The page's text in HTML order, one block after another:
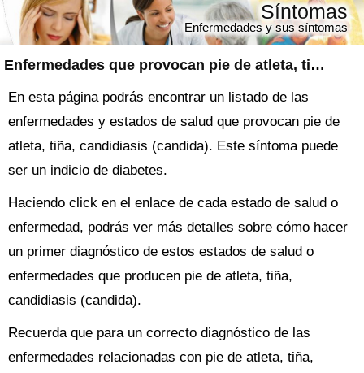
Enfermedades que provocan pie de atleta, tiña, candidiasis (candida)
Síntomas
Enfermedades y sus síntomas
En esta página podrás encontrar un listado de las
enfermedades y estados de salud que provocan pie de
atleta, tiña, candidiasis (candida). Este síntoma puede
ser un indicio de diabetes.
Haciendo click en el enlace de cada estado de salud o
enfermedad, podrás ver más detalles sobre cómo hacer
un primer diagnóstico de estos estados de salud o
enfermedades que producen pie de atleta, tiña,
candidiasis (candida).
Recuerda que para un correcto diagnóstico de las
enfermedades relacionadas con pie de atleta, tiña,